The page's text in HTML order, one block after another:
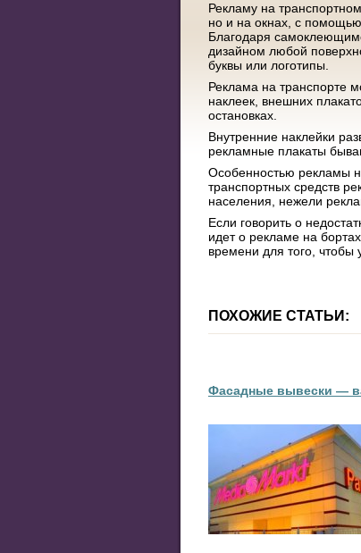
Рекламу на
но и на окнах, с помощью
Благодаря
дизайном любой
буквы или логотипы.
Реклама на транспорте
наклеек, внешних
остановках.
Внутренние наклейки
рекламные плакаты
Особенностью рекламы
транспортных средств
населения, нежели
Если говорить о
идет о рекламе на
времени для того,
ПОХОЖИЕ СТАТЬИ:
Фасадные вывески —